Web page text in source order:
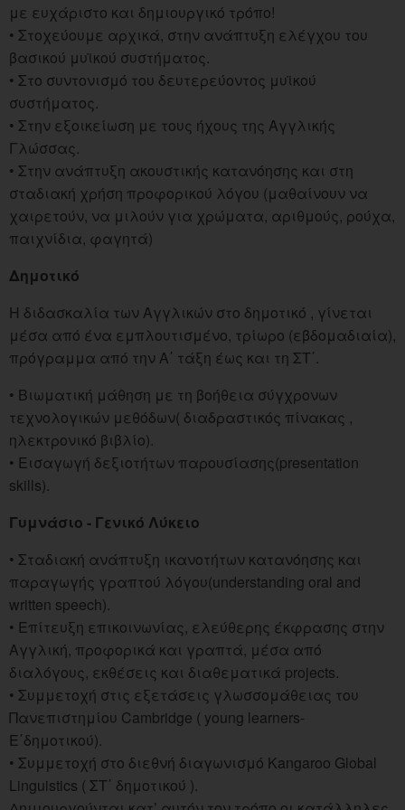
με ευχάριστο και δημιουργικό τρόπο!
• Στοχεύουμε αρχικά, στην ανάπτυξη ελέγχου του
βασικού μυϊκού συστήματος.
• Στο συντονισμό του δευτερεύοντος μυϊκού
συστήματος.
• Στην εξοικείωση με τους ήχους της Αγγλικής
Γλώσσας.
• Στην ανάπτυξη ακουστικής κατανόησης και στη
σταδιακή χρήση προφορικού λόγου (μαθαίνουν να
χαιρετούν, να μιλούν για χρώματα, αριθμούς, ρούχα,
παιχνίδια, φαγητά)
Δημοτικό
Η διδασκαλία των Αγγλικών στο δημοτικό , γίνεται
μέσα από ένα εμπλουτισμένο, τρίωρο (εβδομαδιαία),
πρόγραμμα από την Α΄ τάξη έως και τη ΣΤ΄.
• Βιωματική μάθηση με τη βοήθεια σύγχρονων
τεχνολογικών μεθόδων( διαδραστικός πίνακας ,
ηλεκτρονικό βιβλίο).
• Εισαγωγή δεξιοτήτων παρουσίασης(presentation
skills).
Γυμνάσιο - Γενικό Λύκειο
• Σταδιακή ανάπτυξη ικανοτήτων κατανόησης και
παραγωγής γραπτού λόγου(understanding oral and
written speech).
• Επίτευξη επικοινωνίας, ελεύθερης έκφρασης στην
Αγγλική, προφορικά και γραπτά, μέσα από
διαλόγους, εκθέσεις και διαθεματικά projects.
• Συμμετοχή στις εξετάσεις γλωσσομάθειας του
Πανεπιστημίου Cambridge ( young learners-
E΄δημοτικού).
• Συμμετοχή στο διεθνή διαγωνισμό Kangaroo Global
Linguistics ( ΣΤ΄ δημοτικού ).